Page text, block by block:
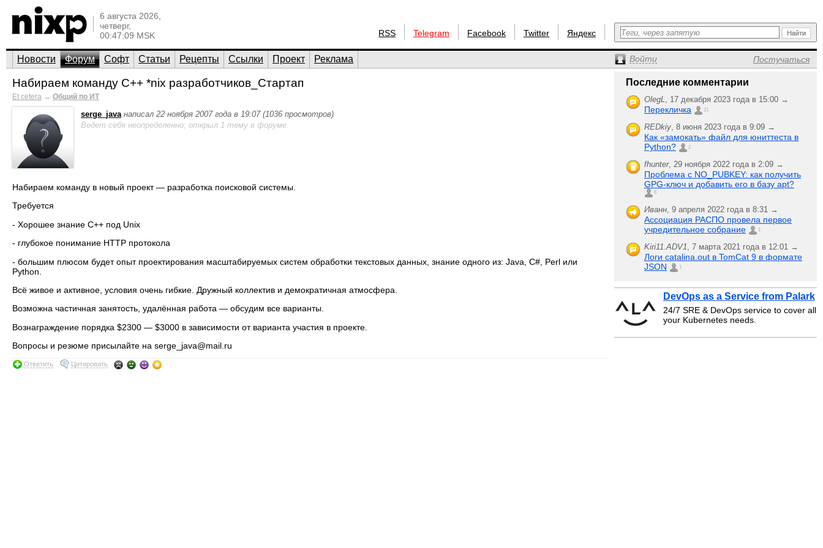
6 августа 2026,
четверг,
00:47:09 MSK
RSS Telegram Facebook Twitter Яндекс
Новости Форум Софт Статьи Рецепты Ссылки Проект Реклама Войти Постучаться
Набираем команду С++ *nix разработчиков_Стартап
Et cetera → Общий по ИТ
serge_java написал 22 ноября 2007 года в 19:07 (1036 просмотров)
Ведет себя неопределенно; открыл 1 тему в форуме.
Набираем команду в новый проект — разработка поисковой системы.
Требуется
- Хорошее знание С++ под Unix
- глубокое понимание HTTP протокола
- большим плюсом будет опыт проектирования масштабируемых систем обработки текстовых данных, знание одного из: Java, C#, Perl или
Python.
Всё живое и активное, условия очень гибкие. Дружный коллектив и демократичная атмосфера.
Возможна частичная занятость, удалённая работа — обсудим все варианты.
Вознаграждение порядка $2300 — $3000 в зависимости от варианта участия в проекте.
Вопросы и резюме присылайте на serge_java@mail.ru
Ответить Цитировать
Последние комментарии
OlegL, 17 декабря 2023 года в 15:00 →
Перекличка 21
REDkiy, 8 июня 2023 года в 9:09 →
Как «замокать» файл для юниттеста в
Python?
2
fhunter, 29 ноября 2022 года в 2:09 →
Проблема с NO_PUBKEY: как получить
GPG-ключ и добавить его в базу apt?
6
Иванн, 9 апреля 2022 года в 8:31 →
Ассоциация РАСПО провела первое
учредительное собрание
1
Kiri11.ADV1, 7 марта 2021 года в 12:01 →
Логи catalina.out в TomCat 9 в формате
JSON
1
DevOps as a Service from Palark
24/7 SRE & DevOps service to cover all
your Kubernetes needs.